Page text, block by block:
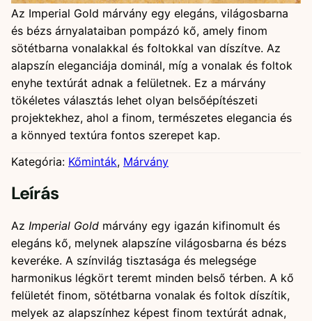
Az Imperial Gold márvány egy elegáns, világosbarna
és bézs árnyalataiban pompázó kő, amely finom
sötétbarna vonalakkal és foltokkal van díszítve. Az
alapszín eleganciája dominál, míg a vonalak és foltok
enyhe textúrát adnak a felületnek. Ez a márvány
tökéletes választás lehet olyan belsőépítészeti
projektekhez, ahol a finom, természetes elegancia és
a könnyed textúra fontos szerepet kap.
Kategória: Kőminták, Márvány
Leírás
Az Imperial Gold márvány egy igazán kifinomult és
elegáns kő, melynek alapszíne világosbarna és bézs
keveréke. A színvilág tisztasága és melegsége
harmonikus légkört teremt minden belső térben. A kő
felületét finom, sötétbarna vonalak és foltok díszítik,
melyek az alapszínhez képest finom textúrát adnak,